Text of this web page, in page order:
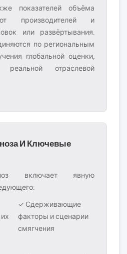
показателей объёма
производителей и
или развёртывания.
по региональным
глобальной оценки,
отраслевой
И Ключевые
включает явную
✓ Сдерживающие
факторы и сценарии
смягчения